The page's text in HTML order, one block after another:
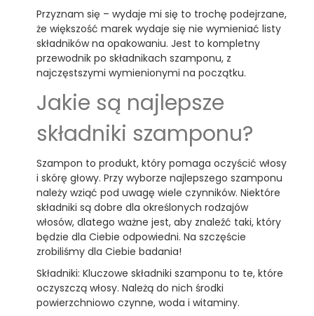
Przyznam się – wydaje mi się to trochę podejrzane,
że większość marek wydaje się nie wymieniać listy
składników na opakowaniu. Jest to kompletny
przewodnik po składnikach szamponu, z
najczęstszymi wymienionymi na początku.
Jakie są najlepsze
składniki szamponu?
Szampon to produkt, który pomaga oczyścić włosy
i skórę głowy. Przy wyborze najlepszego szamponu
należy wziąć pod uwagę wiele czynników. Niektóre
składniki są dobre dla określonych rodzajów
włosów, dlatego ważne jest, aby znaleźć taki, który
będzie dla Ciebie odpowiedni. Na szczęście
zrobiliśmy dla Ciebie badania!
Składniki: Kluczowe składniki szamponu to te, które
oczyszczą włosy. Należą do nich środki
powierzchniowo czynne, woda i witaminy.